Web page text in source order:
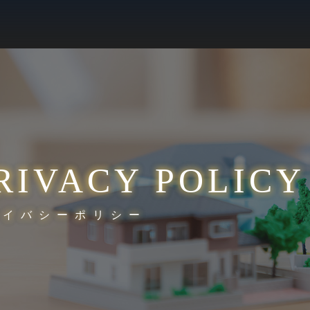
POLICY
バシーポリシー